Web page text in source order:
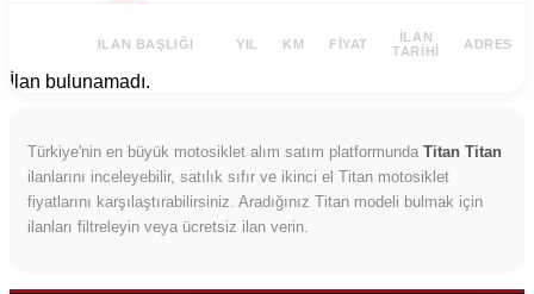
İLAN BAŞLIĞI YIL KM FIYAT
İLAN
TARIHI
ADRES
İlan bulunamadı.
Türkiye'nin en büyük motosiklet alım satım platformunda Titan Titan
ilanlarını inceleyebilir, satılık sıfır ve ikinci el Titan motosiklet
fiyatlarını karşılaştırabilirsiniz. Aradığınız Titan modeli bulmak için
ilanları filtreleyin veya ücretsiz ilan verin.